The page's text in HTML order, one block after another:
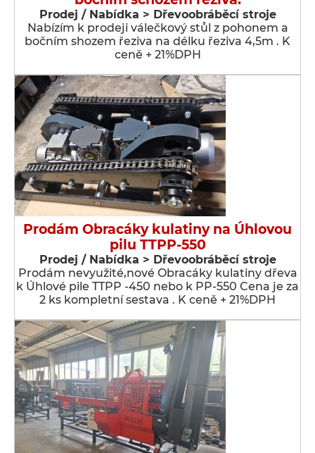
Prodej / Nabídka > Dřevoobráběcí stroje
Nabízím k prodeji válečkový stůl z pohonem a
bočním shozem řeziva na délku řeziva 4,5m . K
ceně + 21%DPH
Prodám Obracáky kulatiny na Úhlovou
pilu TTPP-550
Prodej / Nabídka > Dřevoobráběcí stroje
Prodám nevyužité,nové Obracáky kulatiny dřeva
k Úhlové pile TTPP -450 nebo k PP-550 Cena je za
2 ks kompletní sestava . K ceně + 21%DPH